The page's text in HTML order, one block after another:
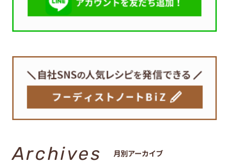
Archives 月別アーカイブ